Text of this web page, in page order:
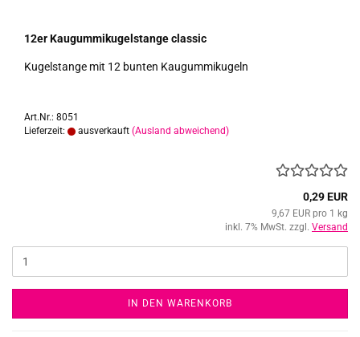
12er Kau­gum­mi­ku­gel­stan­ge clas­sic
Ku­gel­stan­ge mit 12 bun­ten Kau­gum­mi­ku­geln
Art.Nr.: 8051
Lieferzeit:
ausverkauft (Ausland abweichend)
0,29 EUR
9,67 EUR pro 1 kg
inkl. 7% MwSt. zzgl. Versand
IN DEN WARENKORB